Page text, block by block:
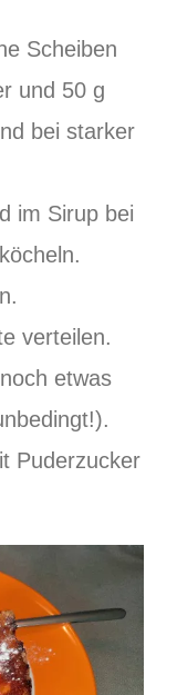
Scheiben
und 50 g
bei starker
im Sirup bei
verteilen.
etwas
Puderzucker